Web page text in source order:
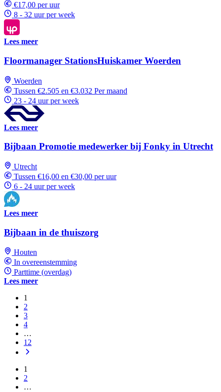
€17,00 per uur
8 - 32 uur per week
Lees meer
Floormanager StationsHuiskamer Woerden
Woerden
Tussen €2.505 en €3.032 Per maand
23 - 24 uur per week
Lees meer
Bijbaan Promotie medewerker bij Fonky in Utrecht
Utrecht
Tussen €16,00 en €30,00 per uur
6 - 24 uur per week
Lees meer
Bijbaan in de thuiszorg
Houten
In overeenstemming
Parttime (overdag)
Lees meer
1
2
3
4
…
12
1
2
…